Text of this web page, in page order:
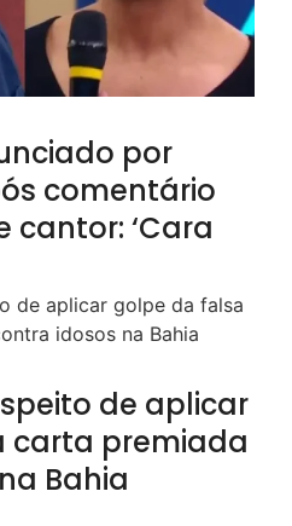
por
comentário
cantor: ‘Cara
de aplicar
carta premiada
Bahia